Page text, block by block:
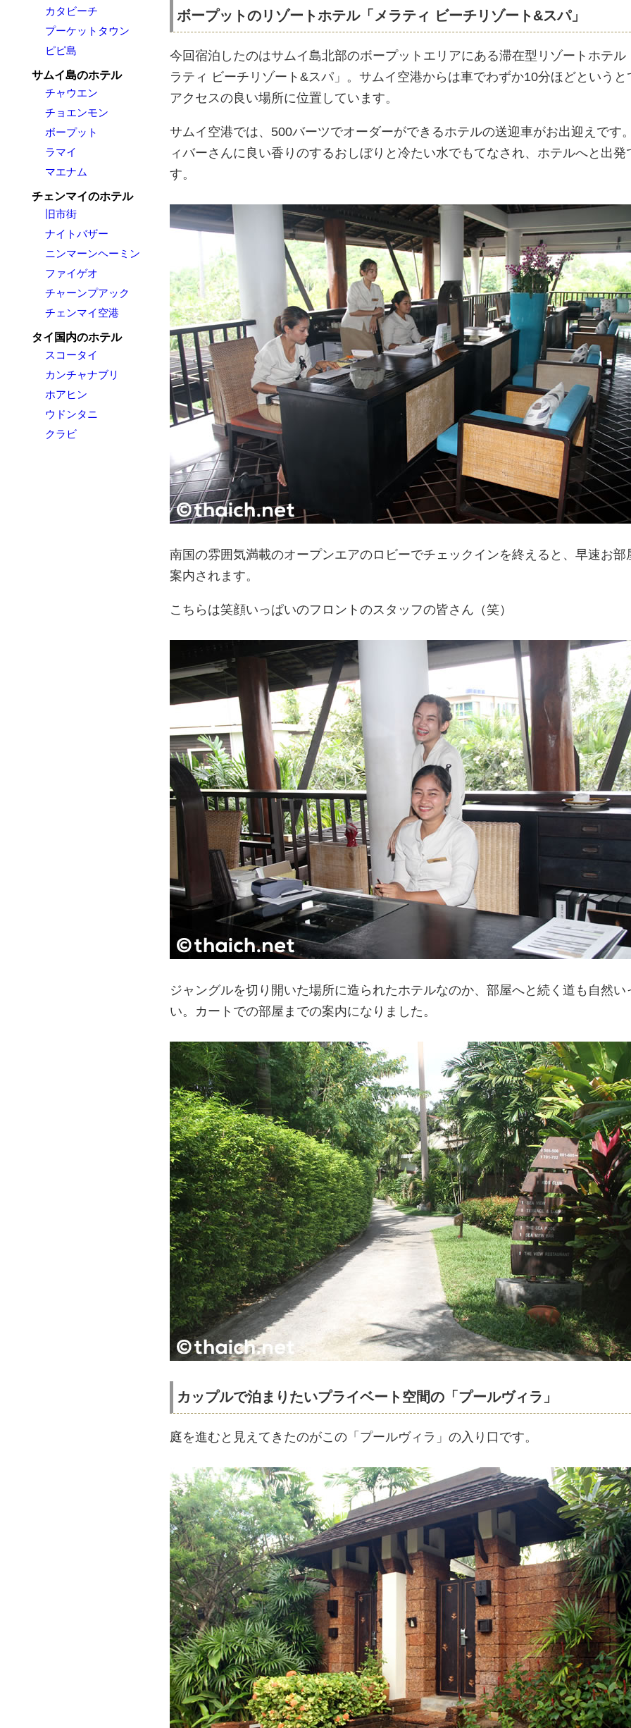
カタビーチ
プーケットタウン
ピピ島
サムイ島のホテル
チャウエン
チョエンモン
ボープット
ラマイ
マエナム
チェンマイのホテル
旧市街
ナイトバザー
ニンマーンヘーミン
ファイゲオ
チャーンプアック
チェンマイ空港
タイ国内のホテル
スコータイ
カンチャナブリ
ホアヒン
ウドンタニ
クラビ
ボープットのリゾートホテル「メラティ ビーチリゾート&スパ」
今回宿泊したのはサムイ島北部のボープットエリアにある滞在型リゾートホテル
ラティ ビーチリゾート&スパ」。サムイ空港からは車でわずか10分ほどというと
アクセスの良い場所に位置しています。
サムイ空港では、500バーツでオーダーができるホテルの送迎車がお出迎えです
ィバーさんに良い香りのするおしぼりと冷たい水でもてなされ、ホテルへと出発
す。
南国の雰囲気満載のオープンエアのロビーでチェックインを終えると、早速お部
案内されます。
こちらは笑顔いっぱいのフロントのスタッフの皆さん（笑）
ジャングルを切り開いた場所に造られたホテルなのか、部屋へと続く道も自然い
い。カートでの部屋までの案内になりました。
カップルで泊まりたいプライベート空間の「プールヴィラ」
庭を進むと見えてきたのがこの「プールヴィラ」の入り口です。